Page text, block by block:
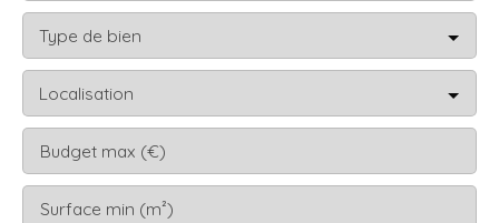
Type de bien
Localisation
Budget max (€)
Surface min (m²)